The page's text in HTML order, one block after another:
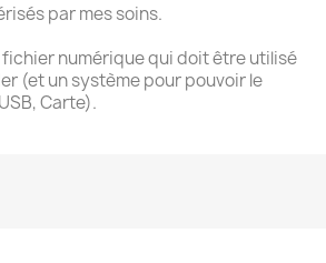
par mes soins.
fichier numérique qui doit être utilisé
(et un système pour pouvoir le
Carte).